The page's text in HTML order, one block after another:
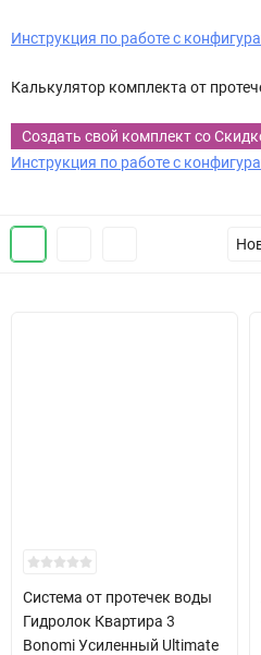
Инструкция по работе с
Калькулятор комплекта от
Создать свой комплект со
Инструкция по работе с
Система от протечек воды
Гидролок Квартира 3
Bonomi Усиленный Ultimate